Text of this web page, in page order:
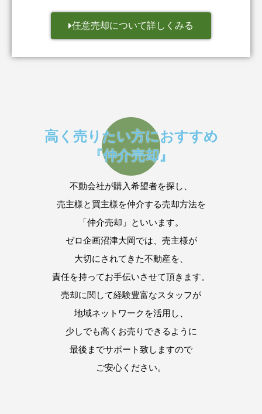
任意売却について詳しくみる
高く売りたい方におすすめ
『仲介売却』
不動会社が購入希望者を探し、
売主様と買主様を仲介する売却方法を
「仲介売却」といいます。
ゼロ企画沼津大岡では、売主様が
大切にされてきた不動産を、
責任を持ってお手伝いさせて頂きます。
売却に関して経験豊富なスタッフが
地域ネットワークを活用し、
少しでも高くお売りできるように
最後までサポート致しますので
ご安心ください。